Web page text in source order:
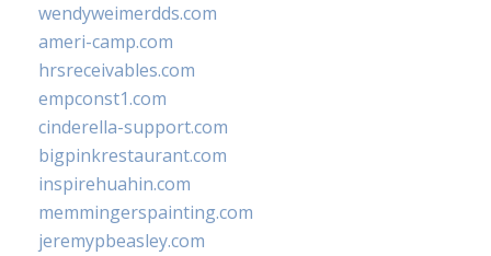
wendyweimerdds.com
ameri-camp.com
hrsreceivables.com
empconst1.com
cinderella-support.com
bigpinkrestaurant.com
inspirehuahin.com
memmingerspainting.com
jeremypbeasley.com